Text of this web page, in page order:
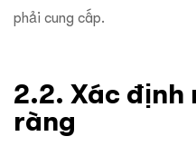
phải cung cấp.
2.2. Xác định
ràng